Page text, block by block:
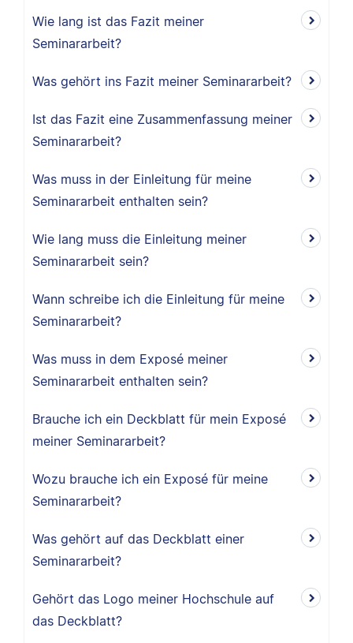
Wie lang ist das Fazit meiner
Seminararbeit?
Was gehört ins Fazit meiner Seminararbeit?
Ist das Fazit eine Zusammenfassung meiner
Seminararbeit?
Was muss in der Einleitung für meine
Seminararbeit enthalten sein?
Wie lang muss die Einleitung meiner
Seminararbeit sein?
Wann schreibe ich die Einleitung für meine
Seminararbeit?
Was muss in dem Exposé meiner
Seminararbeit enthalten sein?
Brauche ich ein Deckblatt für mein Exposé
meiner Seminararbeit?
Wozu brauche ich ein Exposé für meine
Seminararbeit?
Was gehört auf das Deckblatt einer
Seminararbeit?
Gehört das Logo meiner Hochschule auf
das Deckblatt?